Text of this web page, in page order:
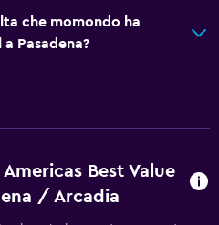
che momondo ha
Pasadena?
Best Value
/ Arcadia